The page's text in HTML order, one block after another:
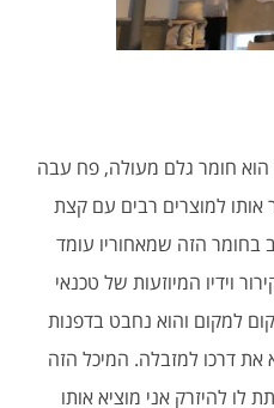
הוא חומר גלם מעולה, פח עבה
למוצרים רבים עם קצת
בחומר הזה שמאחוריו עומד
וידיו המיוזעות של טכנאי
למקום והוא נחבט בדפנות
דרכו למזבלה. המיכל הזה
להיזרק אני מוציא אותו